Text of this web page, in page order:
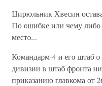
Цирюльник Хвесин
По ошибке или чему
место...
Командарм-4 и его штаб
дивизии в штаб фронта
приказанию главкома от